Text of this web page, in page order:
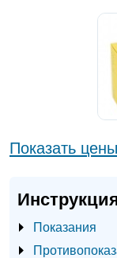
Показать
Показания